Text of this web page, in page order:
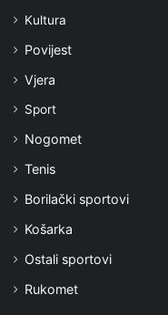
Kultura
Povijest
Vjera
Sport
Nogomet
Tenis
Borilački sportovi
Košarka
Ostali sportovi
Rukomet